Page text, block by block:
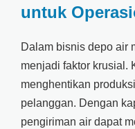
untuk
Dalam bisnis depo air
menjadi faktor krusial.
menghentikan
pelanggan. Dengan
pengiriman air dapat